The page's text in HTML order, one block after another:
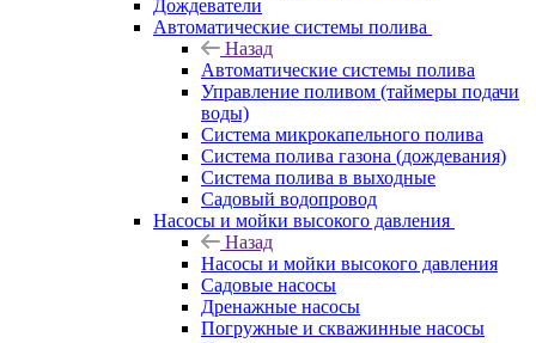
Дождеватели
Автоматические системы полива
Назад
Автоматические системы полива
Управление поливом (таймеры подачи
воды)
Система микрокапельного полива
Система полива газона (дождевания)
Система полива в выходные
Садовый водопровод
Насосы и мойки высокого давления
Назад
Насосы и мойки высокого давления
Садовые насосы
Дренажные насосы
Погружные и скважинные насосы